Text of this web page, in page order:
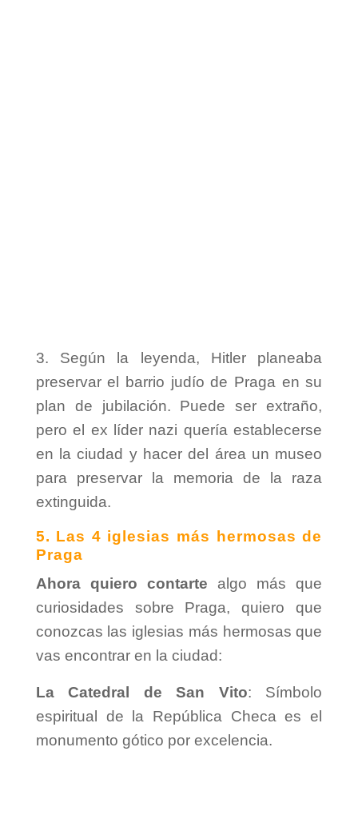
3. Según la leyenda, Hitler planeaba
preservar el barrio judío de Praga en su
plan de jubilación. Puede ser extraño,
pero el ex líder nazi quería establecerse
en la ciudad y hacer del área un museo
para preservar la memoria de la raza
extinguida.
5. Las 4 iglesias más hermosas de
Praga
Ahora quiero contarte algo más que
curiosidades sobre Praga, quiero que
conozcas las iglesias más hermosas que
vas encontrar en la ciudad:
La Catedral de San Vito: Símbolo
espiritual de la República Checa es el
monumento gótico por excelencia.